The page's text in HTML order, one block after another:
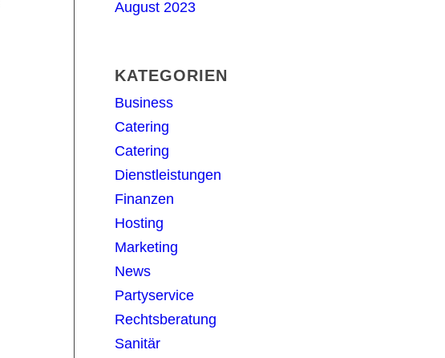
August 2023
KATEGORIEN
Business
Catering
Catering
Dienstleistungen
Finanzen
Hosting
Marketing
News
Partyservice
Rechtsberatung
Sanitär